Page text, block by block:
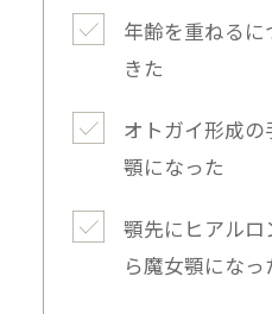
年齢を重ねるに
きた
オトガイ形成
顎になった
顎先にヒアル
ら魔女顎になっ